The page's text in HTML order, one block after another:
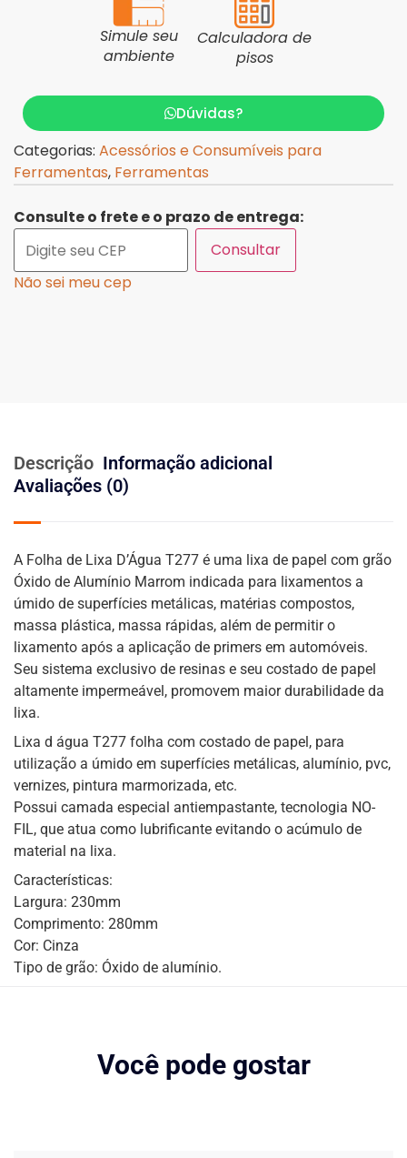
Simule seu
ambiente
Calculadora de
pisos
Dúvidas?
Categorias: Acessórios e Consumíveis para
Ferramentas, Ferramentas
Consulte o frete e o prazo de entrega:
Consultar
Não sei meu cep
Descrição Informação adicional
Avaliações (0)
A Folha de Lixa D’Água T277 é uma lixa de papel com grão
Óxido de Alumínio Marrom indicada para lixamentos a
úmido de superfícies metálicas, matérias compostos,
massa plástica, massa rápidas, além de permitir o
lixamento após a aplicação de primers em automóveis.
Seu sistema exclusivo de resinas e seu costado de papel
altamente impermeável, promovem maior durabilidade da
lixa.
Lixa d água T277 folha com costado de papel, para
utilização a úmido em superfícies metálicas, alumínio, pvc,
vernizes, pintura marmorizada, etc.
Possui camada especial antiempastante, tecnologia NO-
FIL, que atua como lubrificante evitando o acúmulo de
material na lixa.
Características:
Largura: 230mm
Comprimento: 280mm
Cor: Cinza
Tipo de grão: Óxido de alumínio.
Você pode gostar